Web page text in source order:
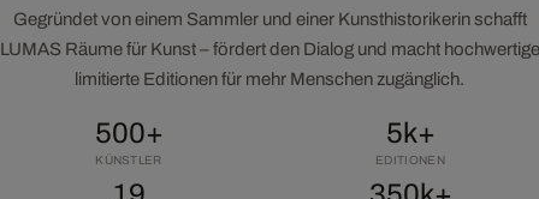
Gegründet von einem Sammler und einer Kunsthistorikerin schafft
LUMAS Räume für Kunst – fördert den Dialog und macht hochwertige
limitierte Editionen für mehr Menschen zugänglich.
500+
KÜNSTLER
5k+
EDITIONEN